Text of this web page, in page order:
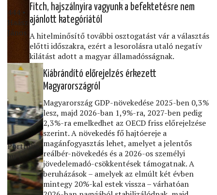
444 •
Haász
János
Fitch, hajszálnyira vagyunk a befektetésre nem
ajánlott kategóriától
A hitelminősítő további osztogatást vár a választás
előtti időszakra, ezért a lesorolásra utaló negatív
kilátást adott a magyar államadósságnak.
Portfolio․
hu
Kiábrándító előrejelzés érkezett
Magyarországról
Magyarország GDP-növekedése 2025-ben 0,3%
lesz, majd 2026-ban 1,9%-ra, 2027-ben pedig
2,3%-ra emelkedhet az OECD friss előrejelzése
szerint. A növekedés fő hajtóereje a
magánfogyasztás lehet, amelyet a jelentős
reálbér-növekedés és a 2026-os személyi
jövedelemadó-csökkentések támogatnak. A
beruházások – amelyek az elmúlt két évben
mintegy 20%-kal estek vissza – várhatóan